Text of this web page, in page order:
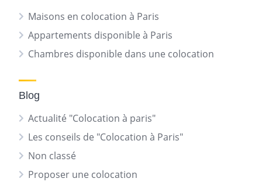
Maisons en colocation à Paris
Appartements disponible à Paris
Chambres disponible dans une colocation
Blog
Actualité "Colocation à paris"
Les conseils de "Colocation à Paris"
Non classé
Proposer une colocation